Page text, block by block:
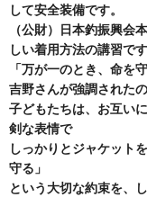
して安全装備です。
（公財）日本釣振興会
しい着用方法の講習です
「万が一のとき、命を
吉野さんが強調された
子どもたちは、お互い
剣な表情で
しっかりとジャケット
守る」
という大切な約束を、